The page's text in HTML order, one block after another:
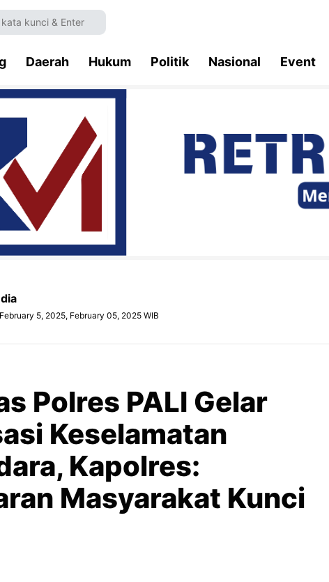
Daerah Hukum Politik Nasional Event
5, 2025, February 05, 2025 WIB
Polres PALI Gelar
Keselamatan
Kapolres:
Masyarakat Kunci